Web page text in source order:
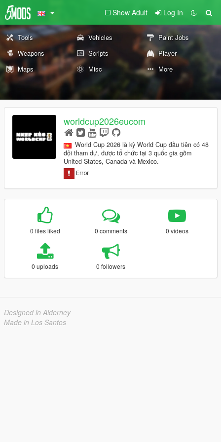
Show Adult Log In
Tools Vehicles
Paint Jobs
Weapons
Scripts
Player
Maps
Misc More
worldcup2026eucom
World Cup 2026 là kỳ World Cup đầu tiên có 48
đội tham dự, được tổ chức tại 3 quốc gia gồm
United States, Canada và Mexico.
0 files liked 0 comments 0 videos
0 uploads 0 followers
Designed in Alderney
Made in Los Santos